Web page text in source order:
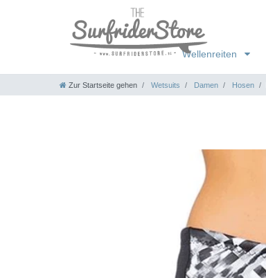
Wellenreiten
Zur Startseite gehen Wetsuits Damen Hosen